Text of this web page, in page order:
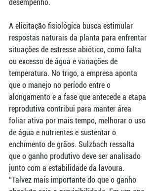
desempenho.
A elicitação fisiológica busca estimular
respostas naturais da planta para enfrentar
situações de estresse abiótico, como falta
ou excesso de água e variações de
temperatura. No trigo, a empresa aponta
que o manejo no período entre o
alongamento e a fase que antecede a etapa
reprodutiva contribui para manter área
foliar ativa por mais tempo, melhorar o uso
de água e nutrientes e sustentar o
enchimento de grãos. Sulzbach ressalta
que o ganho produtivo deve ser analisado
junto com a estabilidade da lavoura.
“Talvez mais importante do que o ganho